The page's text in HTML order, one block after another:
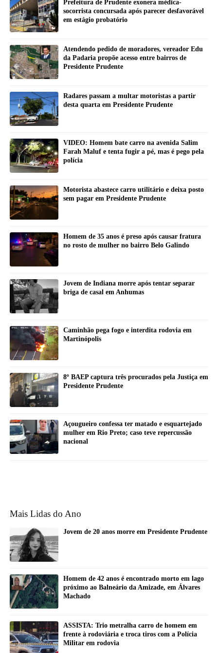
Prefeitura de Prudente exonera médica-
socorrista concursada após parecer desfavorável
em estágio probatório
Atendendo pedido de moradores, vereador Edu
da Padaria propõe acesso entre bairros de
Presidente Prudente
Radares passam a multar motoristas a partir
desta quarta em Presidente Prudente
VIDEO: Homem bate carro na avenida Salim
Farah Maluf e tenta fugir a pé, mas é pego pela
polícia
Motorista abastece carro utilitário e deixa posto
sem pagar em Presidente Prudente
Homem de 35 anos é preso após causar fratura
no rosto de mulher no bairro Belo Galindo
Jovem de Indiana morre após tentar separar
briga de casal em Anhumas
Caminhão pega fogo e interdita rodovia em
Martinópolis
8º BAEP captura três procurados pela Justiça em
Presidente Prudente
Açougueiro confessa ter matado e esquartejado
mulher em Rio Preto; caso teve repercussão
nacional
Mais Lidas do Ano
Jovem de 20 anos morre em Presidente Prudente
Homem de 42 anos é encontrado morto em lago
próximo ao Balneário da Amizade, em Álvares
Machado
ASSISTA: Trio metralha carro de homem em
frente à rodoviária e troca tiros com a Polícia
Militar em rodovia